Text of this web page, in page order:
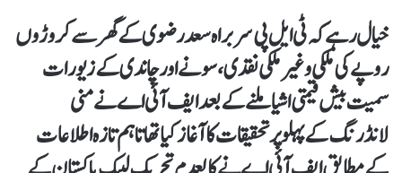
خیال رہے کہ ٹی ایل پی سربراہ سعد رضوی کے گھر سے کروڑوں
روپے کی ملکی و غیر ملکی نقدی، سونے اور چاندی کے زیورات
سمیت بیش قیمتی اشیا ملنے کے بعد ایف آئی اے نے منی
لانڈرنگ کے پہلو پر تحقیقات کا آغاز کیا تھا تاہم تازہ اطلاعات